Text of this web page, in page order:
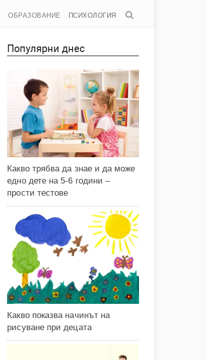
ОБРАЗОВАНИЕ ПСИХОЛОГИЯ
Популярни днес
Какво трябва да знае и да може
едно дете на 5-6 години –
прости тестове
Какво показва начинът на
рисуване при децата